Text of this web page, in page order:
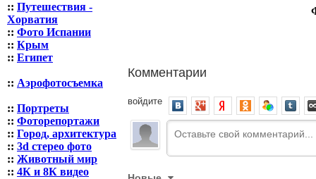
:: Путешествия -
Хорватия
:: Фото Испании
:: Крым
:: Египет
:: Аэрофотосъемка
:: Портреты
:: Фоторепортажи
:: Город, архитектура
:: 3d стерео фото
:: Животный мир
:: 4К и 8К видео
Комментарии
войдите